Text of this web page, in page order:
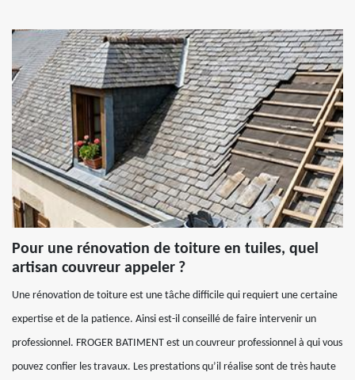
Pour une rénovation de toiture en tuiles, quel
artisan couvreur appeler ?
Une rénovation de toiture est une tâche difficile qui requiert une certaine
expertise et de la patience. Ainsi est-il conseillé de faire intervenir un
professionnel. FROGER BATIMENT est un couvreur professionnel à qui vous
pouvez confier les travaux. Les prestations qu’il réalise sont de très haute